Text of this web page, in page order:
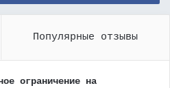
Популярные отзывы
ограничение на